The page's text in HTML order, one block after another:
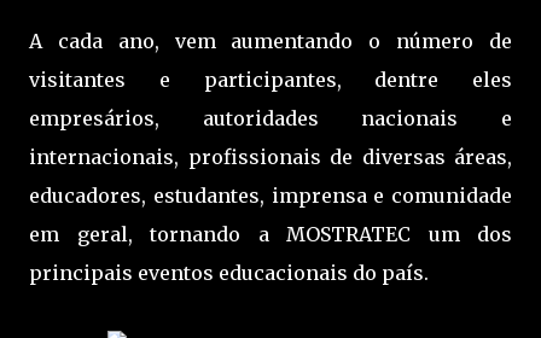
A cada ano, vem aumentando o número de
visitantes e participantes, dentre eles
empresários, autoridades nacionais e
internacionais, profissionais de diversas áreas,
educadores, estudantes, imprensa e comunidade
em geral, tornando a MOSTRATEC um dos
principais eventos educacionais do país.